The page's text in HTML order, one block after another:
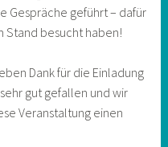
Gespräche geführt – dafür
Stand besucht haben!
Dank für die Einladung
gut gefallen und wir
Veranstaltung einen